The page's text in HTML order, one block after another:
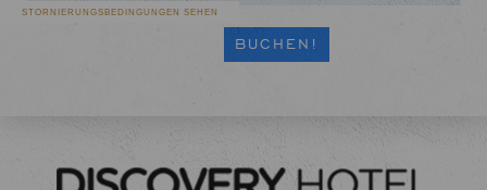
STORNIERUNGSBEDINGUNGEN SEHEN
STORNIERUNGSBEDINGUNGEN SEHEN
STORNIERUNGSBEDINGUNGEN SEHEN
STORNIERUNGSBEDINGUNGEN SEHEN
BUCHEN!